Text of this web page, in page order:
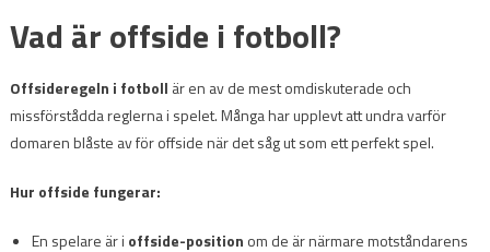
Vad är offside i fotboll?
Offsideregeln i fotboll är en av de mest omdiskuterade och
missförstådda reglerna i spelet. Många har upplevt att undra varför
domaren blåste av för offside när det såg ut som ett perfekt spel.
Hur offside fungerar:
En spelare är i offside-position om de är närmare motståndarens